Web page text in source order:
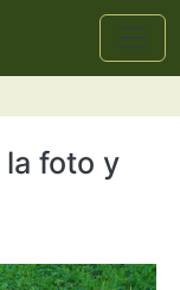
la foto y